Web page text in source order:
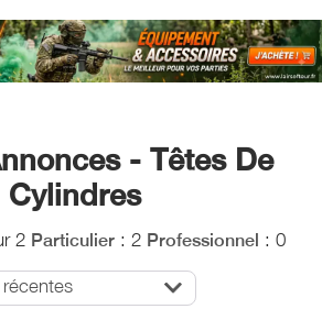
- Têtes De
Cylindres
2 Particulier : 2 Professionnel : 0
récentes